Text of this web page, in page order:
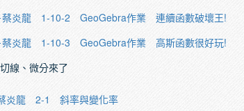
蔡炎龍 1-10-2 GeoGebra作業 連續函數破壞王!
蔡炎龍 1-10-3 GeoGebra作業 高斯函數很好玩!
線、微分來了
炎龍 2-1 斜率與變化率